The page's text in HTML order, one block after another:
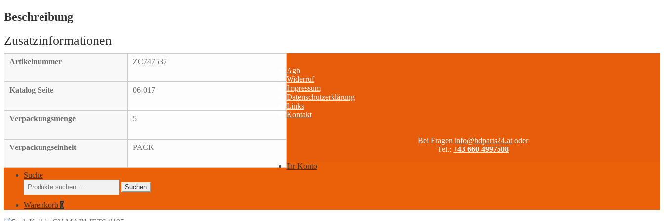
#195
Menge
Beschreibung
Artikelnummer ZC747537
Katalog Seite 06-017
Verpackungsmenge 5
Verpackungseinheit PACK
Agb
Widerruf
Impressum
Datenschutzerklärung
Links
Kontakt
Bei Frageninfo@hdparts24.at oder
Tel.:+43 660 4997508
Ihr Konto
Suche
Suchen
nach:
Suchen
Warenkorb 0